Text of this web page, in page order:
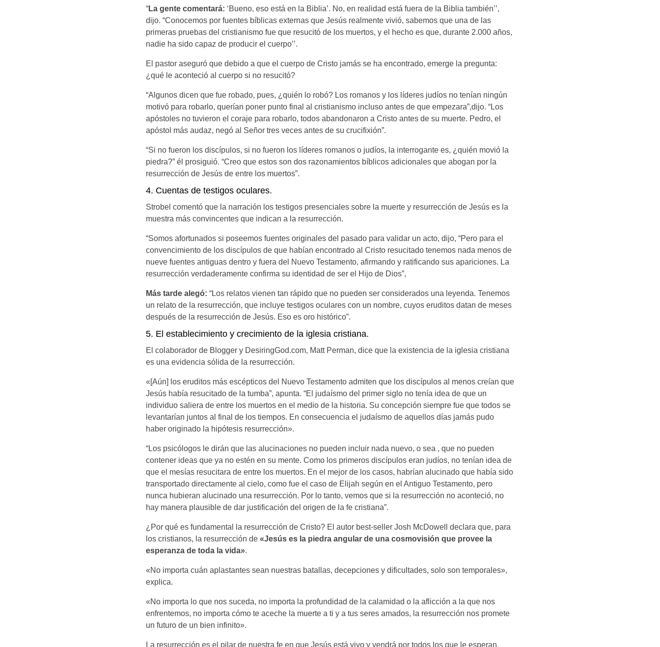
“La gente comentará: ‘Bueno, eso está en la Biblia’. No, en realidad está fuera de la Biblia también’’,
dijo. “Conocemos por fuentes bíblicas externas que Jesús realmente vivió, sabemos que una de las
primeras pruebas del cristianismo fue que resucitó de los muertos, y el hecho es que, durante 2.000 años,
nadie ha sido capaz de producir el cuerpo’’.
El pastor aseguró que debido a que el cuerpo de Cristo jamás se ha encontrado, emerge la pregunta:
¿qué le aconteció al cuerpo si no resucitó?
“Algunos dicen que fue robado, pues, ¿quién lo robó? Los romanos y los líderes judíos no tenían ningún
motivó para robarlo, querían poner punto final al cristianismo incluso antes de que empezara”,dijo. “Los
apóstoles no tuvieron el coraje para robarlo, todos abandonaron a Cristo antes de su muerte. Pedro, el
apóstol más audaz, negó al Señor tres veces antes de su crucifixión”.
“Si no fueron los discípulos, si no fueron los líderes romanos o judíos, la interrogante es, ¿quién movió la
piedra?” él prosiguió. “Creo que estos son dos razonamientos bíblicos adicionales que abogan por la
resurrección de Jesús de entre los muertos”.
4. Cuentas de testigos oculares.
Strobel comentó que la narración los testigos presenciales sobre la muerte y resurrección de Jesús es la
muestra más convincentes que indican a la resurrección.
“Somos afortunados si poseemos fuentes originales del pasado para validar un acto, dijo, “Pero para el
convencimiento de los discípulos de que habían encontrado al Cristo resucitado tenemos nada menos de
nueve fuentes antiguas dentro y fuera del Nuevo Testamento, afirmando y ratificando sus apariciones. La
resurrección verdaderamente confirma su identidad de ser el Hijo de Dios”,
Más tarde alegó: “Los relatos vienen tan rápido que no pueden ser considerados una leyenda. Tenemos
un relato de la resurrección, que incluye testigos oculares con un nombre, cuyos eruditos datan de meses
después de la resurrección de Jesús. Eso es oro histórico”.
5. El establecimiento y crecimiento de la iglesia cristiana.
El colaborador de Blogger y DesiringGod.com, Matt Perman, dice que la existencia de la iglesia cristiana
es una evidencia sólida de la resurrección.
«[Aún] los eruditos más escépticos del Nuevo Testamento admiten que los discípulos al menos creían que
Jesús había resucitado de la tumba”, apunta. “El judaísmo del primer siglo no tenía idea de que un
individuo saliera de entre los muertos en el medio de la historia. Su concepción siempre fue que todos se
levantarían juntos al final de los tiempos. En consecuencia el judaísmo de aquellos días jamás pudo
haber originado la hipótesis resurrección».
“Los psicólogos le dirán que las alucinaciones no pueden incluir nada nuevo, o sea , que no pueden
contener ideas que ya no estén en su mente. Como los primeros discípulos eran judíos, no tenían idea de
que el mesías resucitara de entre los muertos. En el mejor de los casos, habrían alucinado que había sido
transportado directamente al cielo, como fue el caso de Elijah según en el Antiguo Testamento, pero
nunca hubieran alucinado una resurrección. Por lo tanto, vemos que si la resurrección no aconteció, no
hay manera plausible de dar justificación del origen de la fe cristiana”.
¿Por qué es fundamental la resurrección de Cristo? El autor best-seller Josh McDowell declara que, para
los cristianos, la resurrección de «Jesús es la piedra angular de una cosmovisión que provee la
esperanza de toda la vida».
«No importa cuán aplastantes sean nuestras batallas, decepciones y dificultades, solo son temporales»,
explica.
«No importa lo que nos suceda, no importa la profundidad de la calamidad o la aflicción a la que nos
enfrentemos, no importa cómo te aceche la muerte a ti y a tus seres amados, la resurrección nos promete
un futuro de un bien infinito».
La resurrección es el pilar de nuestra fe en que Jesús está vivo y vendrá por todos los que le esperan.